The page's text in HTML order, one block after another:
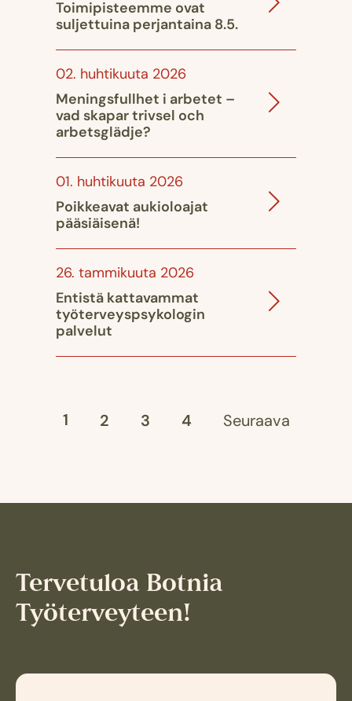
Toimipisteemme ovat
suljettuina perjantaina 8.5.
02. huhtikuuta 2026
Meningsfullhet i arbetet –
vad skapar trivsel och
arbetsglädje?
01. huhtikuuta 2026
Poikkeavat aukioloajat
pääsiäisenä!
26. tammikuuta 2026
Entistä kattavammat
työterveyspsykologin
palvelut
1 2 3 4 Seuraava
Tervetuloa Botnia
Työterveyteen!